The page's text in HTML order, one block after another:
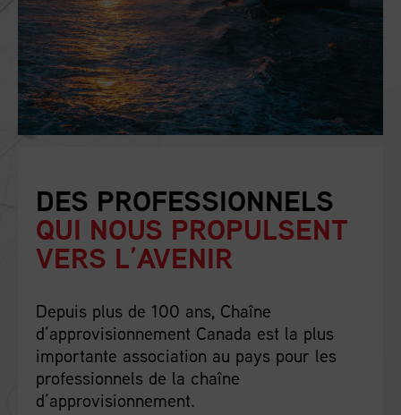
DES PROFESSIONNELS
QUI NOUS PROPULSENT
VERS L’AVENIR
Depuis plus de 100 ans, Chaîne
d’approvisionnement Canada est la plus
importante association au pays pour les
professionnels de la chaîne
d’approvisionnement.